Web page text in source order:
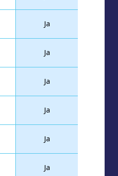
Ja
Ja
Ja
Ja
Ja
Ja